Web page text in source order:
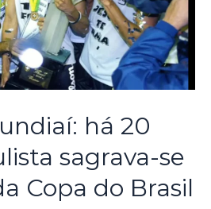
há 20
sagrava-se
Copa do Brasil